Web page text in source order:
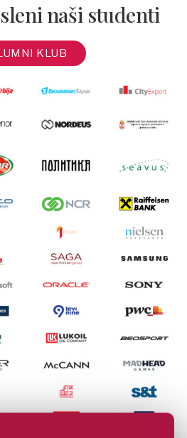
naši studenti
KLUB